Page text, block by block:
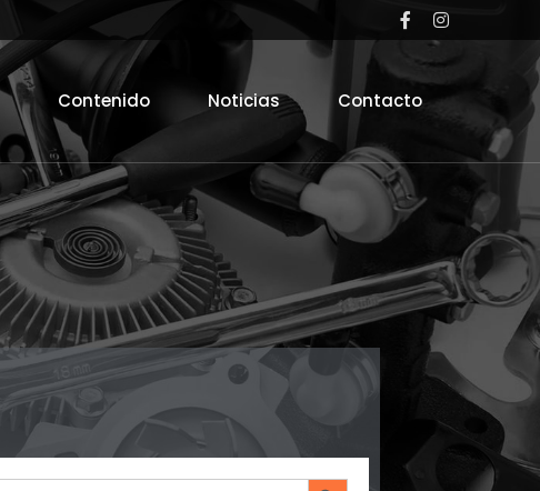
Contenido Noticias Contacto
Search Button